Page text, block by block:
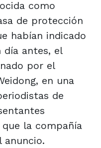
como
de protección
habían indicado
día antes, el
por el
en una
de
la compañía
anuncio.